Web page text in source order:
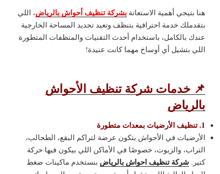
هنا بتيجي أهمية الاستعانة بشركة تنظيف أحواش بالرياض، اللي
بتقدملك خدمة احترافية بتنظف وتعيد تجديد المساحة الخارجية
عندك بالكامل، باستخدام أحدث التقنيات والمنظفات المتطورة
اللي بتشيل أي أوساخ مهما كانت عنيدة!
📌 خدمات شركة تنظيف الأحواش
بالرياض
1. تنظيف الأرضيات بمعدات متطورة
الأرضيات في الأحواش بتكون عرضة لتراكم البقع، الطحالب،
التراب، والزيوت، خصوصًا في الأماكن اللي بيكون فيها حركة
كتير. شركة تنظيف احواش بالرياض بنستخدم ماكينات ضغط